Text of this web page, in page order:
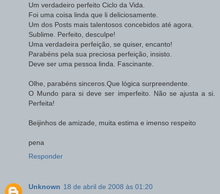
Um verdadeiro perfeito Ciclo da Vida.
Foi uma coisa linda que li deliciosamente.
Um dos Posts mais talentosos concebidos até agora.
Sublime. Perfeito, desculpe!
Uma verdadeira perfeição, se quiser, encanto!
Parabéns pela sua preciosa perfeição, insisto.
Deve ser uma pessoa linda. Fascinante.
Olhe, parabéns sinceros.Que lógica surpreendente.
O Mundo para si deve ser imperfeito. Não se ajusta a si.
Perfeita!
Beijinhos de amizade, muita estima e imenso respeito
pena
Responder
Unknown 18 de abril de 2008 às 01:20